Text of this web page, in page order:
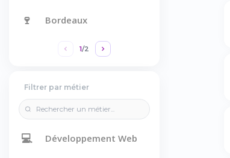
🍷 Bordeaux
1/2
Filtrer par métier
💻 Développement Web